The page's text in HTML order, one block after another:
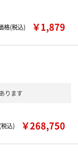
格(税込) ￥1,879
ります
込)
￥268,750